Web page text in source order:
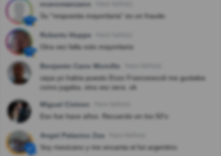
ecanomanzano
Su "respuesta mayoritaria" es un fraude.
Roberto Hoppe
Otra vez falla voto mayoritario
Benjamin Cano Morcillo
vaya yo había puesto Enzo Francesscoli me gustaba
como jugaba, otra vez sera. ok
Miguel Cintron
Eso fue hace años. Recuerdo en los 50's
Angel Palacios Zea
Soy mexicano y me encanta el fut argentino